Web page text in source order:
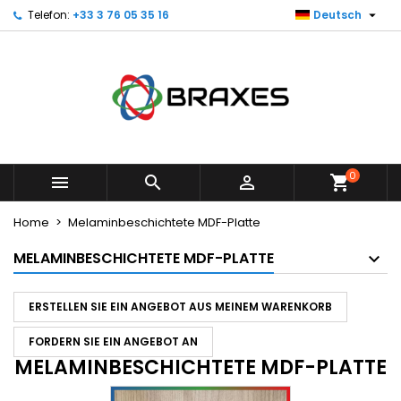
Telefon: +33 3 76 05 35 16 Deutsch 
   shopping_cart0
Home Melaminbeschichtete MDF-Platte
MELAMINBESCHICHTETE MDF-PLATTE
ERSTELLEN SIE EIN ANGEBOT AUS MEINEM WARENKORB
FORDERN SIE EIN ANGEBOT AN
MELAMINBESCHICHTETE MDF-PLATTE
My wishlists ×
Create new list
((modalTitle)) ×
((confirmMessage))
Create wishlist ×
Wishlist name
Create wishlist
Sign in ×
You need to be logged in to save products in your